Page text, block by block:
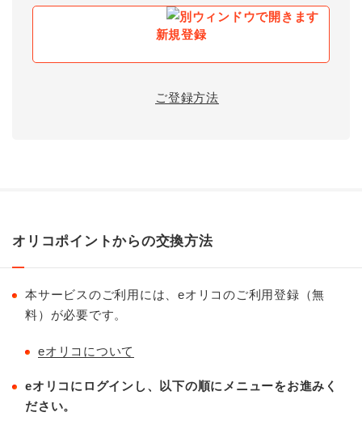
新規登録
ご登録方法
オリコポイントからの交換方法
本サービスのご利用には、eオリコのご利用登録（無
料）が必要です。
eオリコについて
eオリコにログインし、以下の順にメニューをお進みく
ださい。